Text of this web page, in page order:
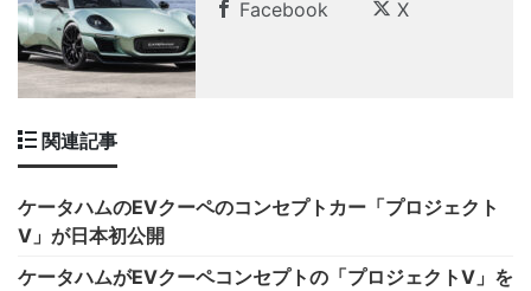
Facebook X
関連記事
ケータハムのEVクーペのコンセプトカー「プロジェクト
V」が日本初公開
ケータハムがEVクーペコンセプトの「プロジェクトV」を